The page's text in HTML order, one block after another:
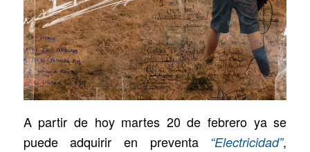
A partir de hoy martes 20 de febrero ya se
puede adquirir en preventa “Electricidad”,